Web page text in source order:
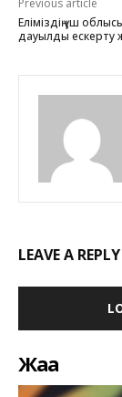
Еліміздің үш
дауылды ескерту
LEAVE A REPLY
Жаңа